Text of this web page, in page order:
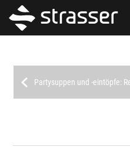
Partysuppen und -eintöpfe: